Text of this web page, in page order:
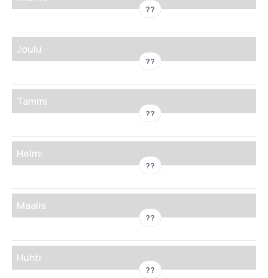
??
Joulu
??
Tammi
??
Helmi
??
Maalis
??
Huhti
??